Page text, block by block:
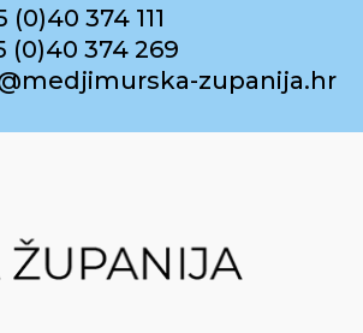
(0)40 374 111
(0)40 374 269
zupanija.hr